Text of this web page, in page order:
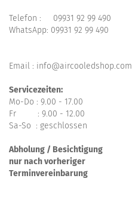
Telefon : 09931 92 99 490
WhatsApp: 09931 92 99 490
Email : info@aircooledshop.com
Servicezeiten:
Mo-Do : 9.00 - 17.00
Fr : 9.00 - 12.00
Sa-So : geschlossen
Abholung / Besichtigung
nur nach vorheriger
Terminvereinbarung